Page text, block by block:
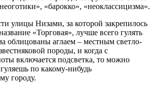
«барокко», «неоклассицизма».
улицы Низами, за которой закрепилось
«Торговая», лучше всего гулять
облицованы аглаем – местным светло-
породы, и когда с
включается подсветка, то можно
по какому-нибудь
городу.